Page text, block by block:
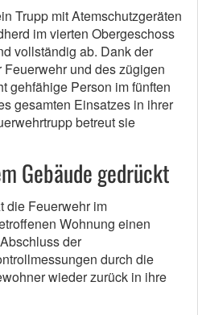
Trupp mit Atemschutzgeräten
im vierten Obergeschoss
vollständig ab. Dank der
und des zügigen
gehfähige Person im fünften
gesamten Einsatzes in ihrer
betreut sie
Gebäude gedrückt
die Feuerwehr im
Wohnung einen
der
durch die
wieder zurück in ihre